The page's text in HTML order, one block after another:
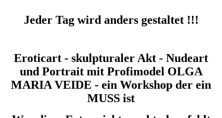
Jeder Tag wird anders gestaltet !!!
Eroticart - skulpturaler Akt - Nudeart
und Portrait mit Profimodel OLGA
MARIA VEIDE - ein Workshop der ein
MUSS ist